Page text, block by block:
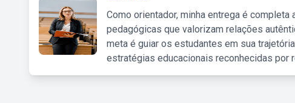
Como orientador, minha entrega é
pedagógicas que valorizam relações
meta é guiar os estudantes em sua
estratégias educacionais reconhecidas por